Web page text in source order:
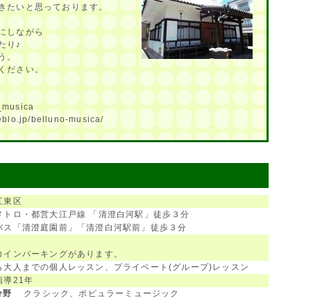
たいと思っております。
しながら
り♪
。
ださい。
belluno-musica/
東区
トロ・都営大江戸線 「清澄白河駅」徒歩３分
ス「清澄庭園前」「清澄白河駅前」徒歩３分
インパーキングがあります。
大人までの個人レッスン、プライベート(グループ)レッスン
導21年
野
クラシック、ポピュラーミュージック